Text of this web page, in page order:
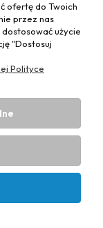
| ul. Chorzowska
mail:
ofertę do Twoich
przez nas
użycie
"Dostosuj
Polityce